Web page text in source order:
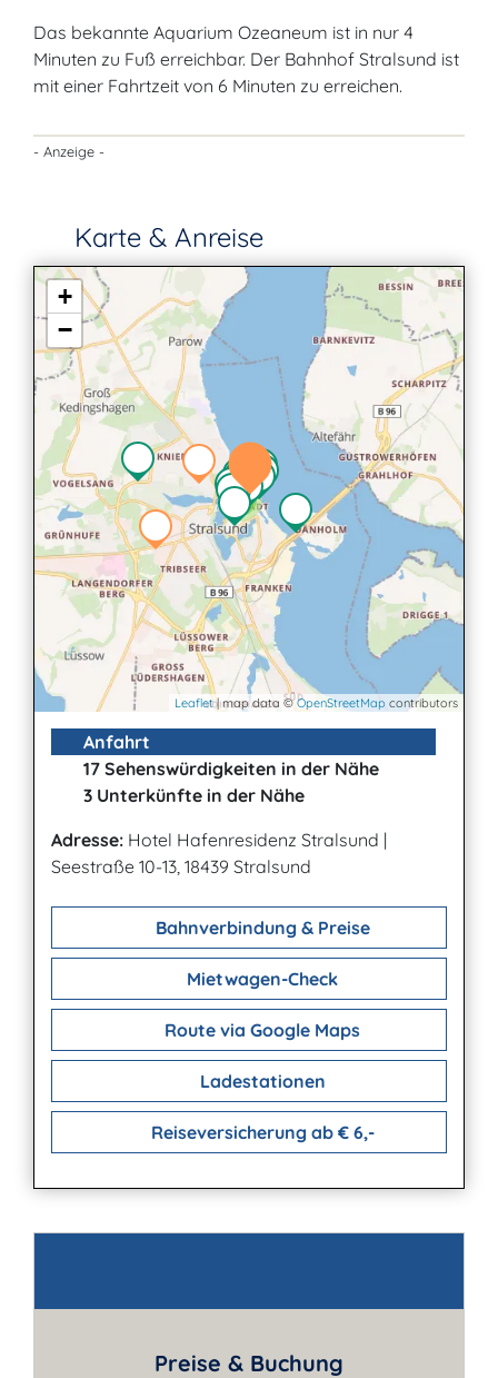
Das bekannte Aquarium Ozeaneum ist in nur 4
Minuten zu Fuß erreichbar. Der Bahnhof Stralsund ist
mit einer Fahrtzeit von 6 Minuten zu erreichen.
- Anzeige -
Karte & Anreise
+
−
Leaflet| map data ©OpenStreetMap contributors
Anfahrt
17 Sehenswürdigkeiten in der Nähe
3 Unterkünfte in der Nähe
Adresse: Hotel Hafenresidenz Stralsund |
Seestraße 10-13, 18439 Stralsund
Bahnverbindung & Preise
Mietwagen-Check
Route via Google Maps
Ladestationen
Reiseversicherung ab € 6,-
Preise & Buchung